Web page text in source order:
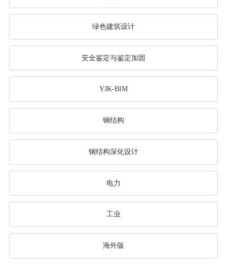
绿色建筑设计
安全鉴定与鉴定加固
YJK-BIM
钢结构
钢结构深化设计
电力
工业
海外版